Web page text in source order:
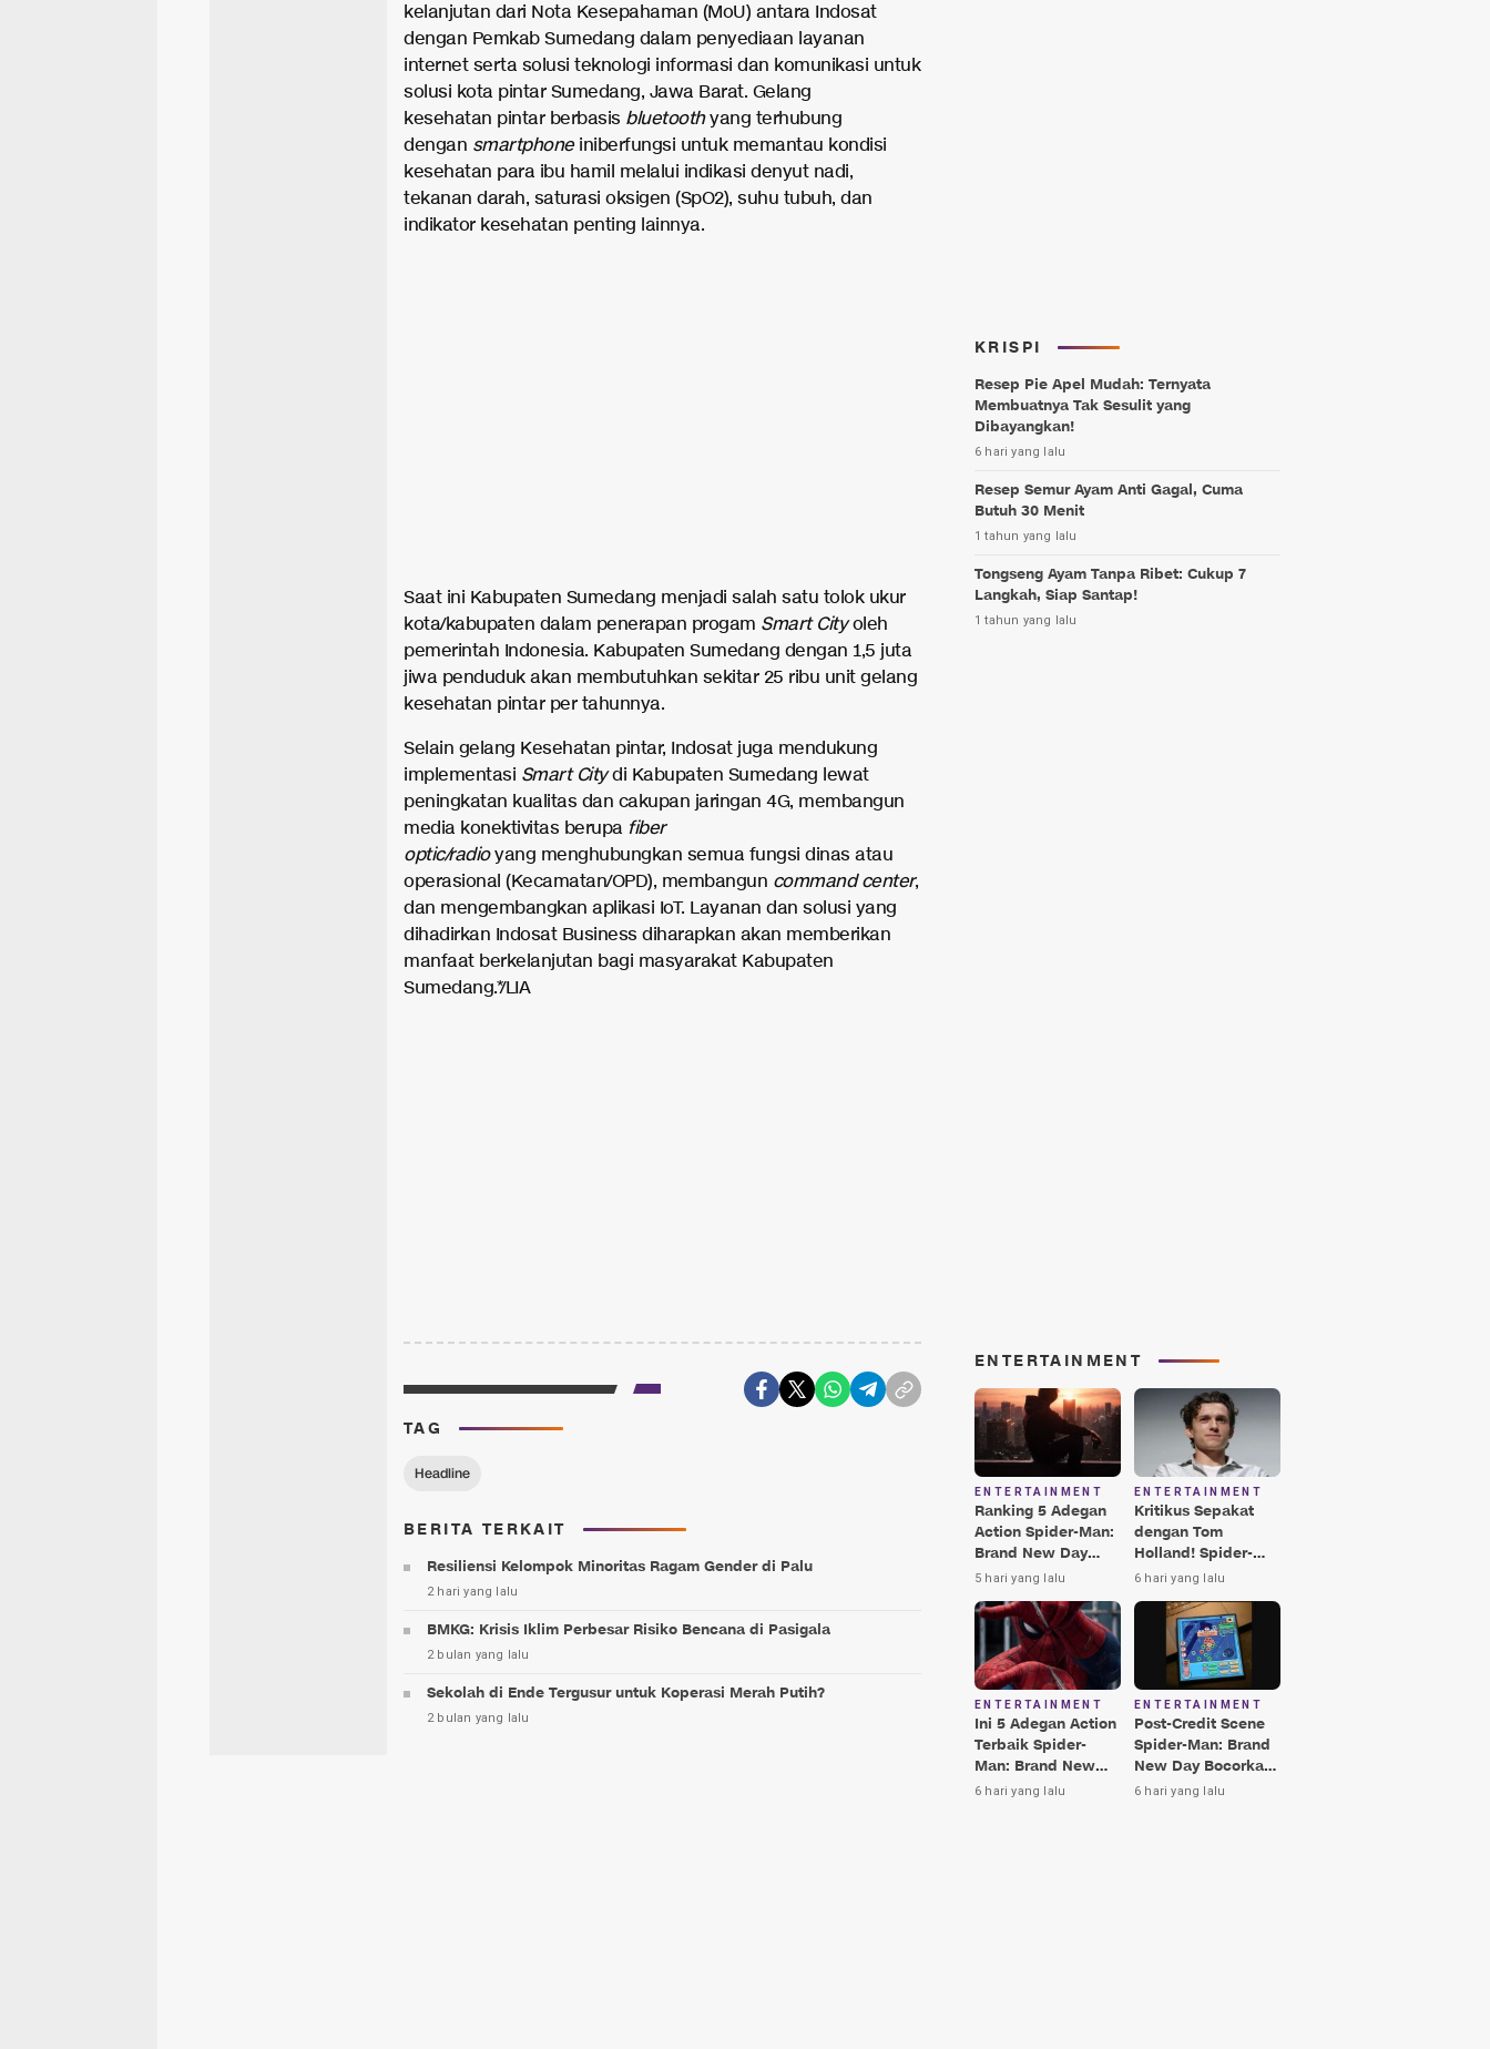
kelanjutan dari Nota Kesepahaman (MoU) antara Indosat
dengan Pemkab Sumedang dalam penyediaan layanan
internet serta solusi teknologi informasi dan komunikasi untuk
solusi kota pintar Sumedang, Jawa Barat. Gelang
kesehatan pintar berbasis bluetoothyang terhubung
dengan smartphoneiniberfungsi untuk memantau kondisi
kesehatan para ibu hamil melalui indikasi denyut nadi,
tekanan darah, saturasi oksigen (SpO2), suhu tubuh, dan
indikator kesehatan penting lainnya.
Saat ini Kabupaten Sumedang menjadi salah satu tolok ukur
kota/kabupaten dalam penerapan progam Smart Cityoleh
pemerintah Indonesia. Kabupaten Sumedang dengan 1,5 juta
jiwa penduduk akan membutuhkan sekitar 25 ribu unit gelang
kesehatan pintar per tahunnya.
Selain gelang Kesehatan pintar, Indosat juga mendukung
implementasi Smart Citydi Kabupaten Sumedang lewat
peningkatan kualitas dan cakupan jaringan 4G, membangun
media konektivitas berupa fiber
optic/radioyang menghubungkan semua fungsi dinas atau
operasional (Kecamatan/OPD), membangun command center,
dan mengembangkan aplikasi IoT. Layanan dan solusi yang
dihadirkan Indosat Business diharapkan akan memberikan
manfaat berkelanjutan bagi masyarakat Kabupaten
Sumedang.*/LIA
TAG
Headline
BERITA TERKAIT
Resiliensi Kelompok Minoritas Ragam Gender di Palu
2 hari yang lalu
BMKG: Krisis Iklim Perbesar Risiko Bencana di Pasigala
2 bulan yang lalu
Sekolah di Ende Tergusur untuk Koperasi Merah Putih?
2 bulan yang lalu
KRISPI
Resep Pie Apel Mudah: Ternyata
Membuatnya Tak Sesulit yang
Dibayangkan!
6 hari yang lalu
Resep Semur Ayam Anti Gagal, Cuma
Butuh 30 Menit
1 tahun yang lalu
Tongseng Ayam Tanpa Ribet: Cukup 7
Langkah, Siap Santap!
1 tahun yang lalu
ENTERTAINMENT
ENTERTAINMENT
Ranking 5 Adegan
Action Spider-Man:
Brand New Day
Terbaik, Nomor 3
5 hari yang lalu
ENTERTAINMENT
Kritikus Sepakat
dengan Tom
Holland! Spider-
Man: Brand New
Terbaik Era MCU
6 hari yang lalu
ENTERTAINMENT
Ini 5 Adegan Action
Terbaik Spider-
Man: Brand New
Day, Ada Hulk vs
6 hari yang lalu
ENTERTAINMENT
Post-Credit Scene
Spider-Man: Brand
New Day Bocorkan
Lokasi Peter di Luar
6 hari yang lalu